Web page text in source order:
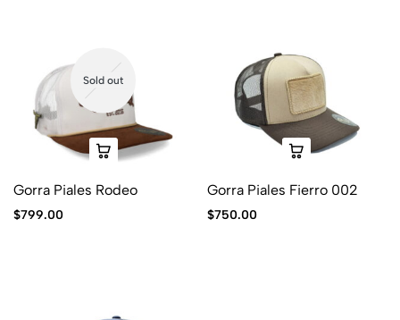
Sold out
Gorra Piales Rodeo
$799.00
Gorra Piales Fierro 002
$750.00